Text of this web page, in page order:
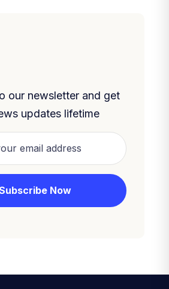
our newsletter and get
updates lifetime